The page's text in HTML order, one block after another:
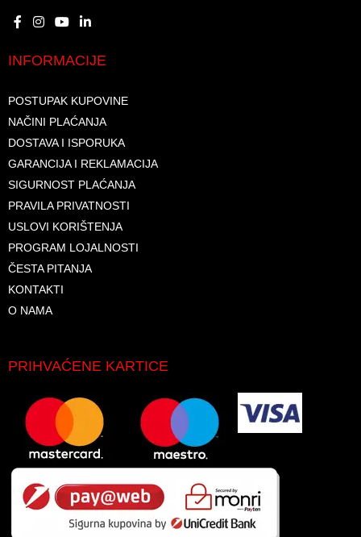
INFORMACIJE
POSTUPAK KUPOVINE
NAČINI PLAĆANJA
DOSTAVA I ISPORUKA
GARANCIJA I REKLAMACIJA
SIGURNOST PLAĆANJA
PRAVILA PRIVATNOSTI
USLOVI KORIŠTENJA
PROGRAM LOJALNOSTI
ČESTA PITANJA
KONTAKTI
O NAMA
PRIHVAĆENE KARTICE